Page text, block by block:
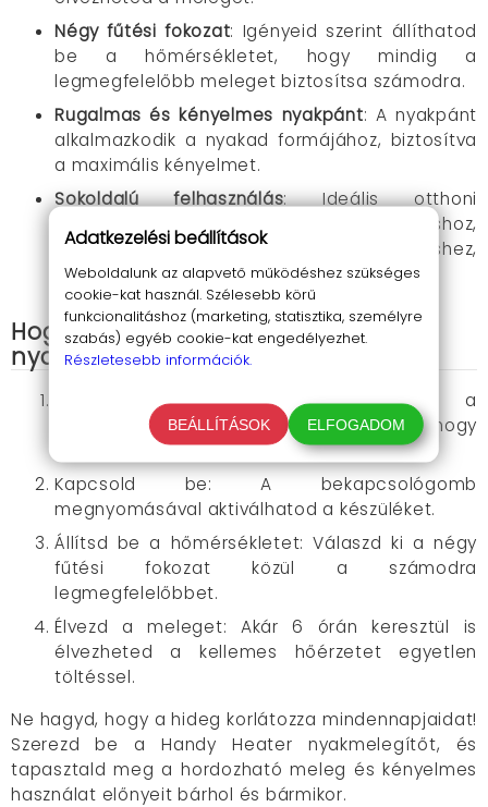
Négy fűtési fokozat: Igényeid szerint állíthatod
be a hőmérsékletet, hogy mindig a
legmegfelelőbb meleget biztosítsa számodra.
Rugalmas és kényelmes nyakpánt: A nyakpánt
alkalmazkodik a nyakad formájához, biztosítva
a maximális kényelmet.
Sokoldalú felhasználás: Ideális otthoni
pihenéshez, kutyasétáltatáshoz,
sporteseményekhez, kempingezéshez,
munkába járáshoz és még sok máshoz.
Hogyan használd a Handy Heater
nyakmelegítőt?
Helyezd a nyakadba: Csúsztasd a
nyakmelegítőt a nyakad köré úgy, hogy
kényelmesen illeszkedjen.
Kapcsold be: A bekapcsológomb
megnyomásával aktiválhatod a készüléket.
Állítsd be a hőmérsékletet: Válaszd ki a négy
fűtési fokozat közül a számodra
legmegfelelőbbet.
Élvezd a meleget: Akár 6 órán keresztül is
élvezheted a kellemes hőérzetet egyetlen
töltéssel.
Ne hagyd, hogy a hideg korlátozza mindennapjaidat!
Szerezd be a Handy Heater nyakmelegítőt, és
tapasztald meg a hordozható meleg és kényelmes
használat előnyeit bárhol és bármikor.
Adatkezelési beállítások
Weboldalunk az alapvető működéshez szükséges
cookie-kat használ. Szélesebb körű
funkcionalitáshoz (marketing, statisztika, személyre
szabás) egyéb cookie-kat engedélyezhet.
Részletesebb információk.
BEÁLLÍTÁSOK ELFOGADOM